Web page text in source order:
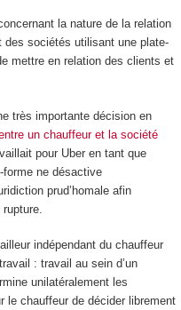
la nature de la relation
des sociétés utilisant une plate-
mettre en relation des clients et
très importante décision en
un chauffeur et la société
pour Uber en tant que
forme ne désactive
prud’homale afin
indépendant du chauffeur
: travail au sein d’un
unilatéralement les
le chauffeur de décider librement